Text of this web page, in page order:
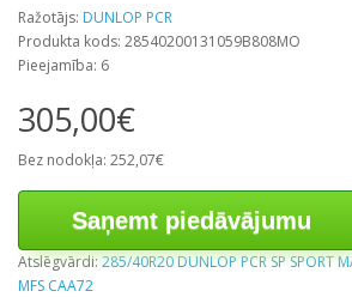
Ražotājs: DUNLOP PCR
Produkta kods: 28540200131059B808MO
Pieejamība: 6
305,00€
Bez nodokļa: 252,07€
Saņemt piedāvājumu
Atslēgvārdi:285/40R20 DUNLOP PCR SP SPORT
MFS CAA72